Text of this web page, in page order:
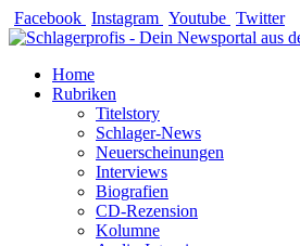
Zum
Inhalt
Facebook Instagram Youtube Twitter
Home
Rubriken
Titelstory
Schlager-News
Neuerscheinungen
Interviews
Biografien
CD-Rezension
Kolumne